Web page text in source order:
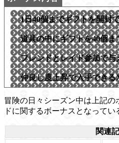
1日40個までギフトを開封
道具の中にギフトを40個ま
フレンドとレイド参加で与
仲良し度上昇で入手できる
冒険の日々シーズン中は上記
ドに関するボーナスとなってい
関連